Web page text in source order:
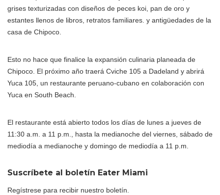
grises texturizadas con diseños de peces koi, pan de oro y
estantes llenos de libros, retratos familiares. y antigüedades de la
casa de Chipoco.
Esto no hace que finalice la expansión culinaria planeada de
Chipoco. El próximo año traerá Cviche 105 a Dadeland y abrirá
Yuca 105, un restaurante peruano-cubano en colaboración con
Yuca en South Beach.
El restaurante está abierto todos los días de lunes a jueves de
11:30 a.m. a 11 p.m., hasta la medianoche del viernes, sábado de
mediodía a medianoche y domingo de mediodía a 11 p.m.
Suscríbete al boletín Eater Miami
Regístrese para recibir nuestro boletín.